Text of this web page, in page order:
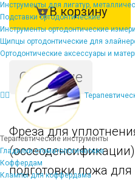
Инструменты для лигатур,
Подставки ортодонтические
Инструменты ортодонтические
Щипцы ортодонтические для
Ортодонтические аксессуары и
Терапевтические инструменты
Гладилки стоматологические
Коффердам
Клампы для коффердама
В корзину
Описание
Фреза для
подготовки ложа